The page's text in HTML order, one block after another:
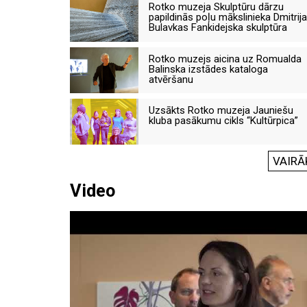
Rotko muzeja Skulptūru dārzu
papildinās poļu mākslinieka Dmitrija
Bulavkas Fankidejska skulptūra
Rotko muzejs aicina uz Romualda
Balinska izstādes kataloga
atvēršanu
Uzsākts Rotko muzeja Jauniešu
kluba pasākumu cikls “Kultūrpica”
Video